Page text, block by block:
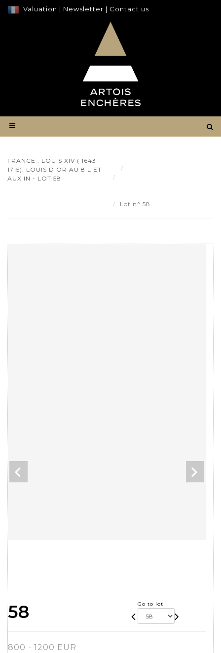
Valuation | Newsletter | Contact us
FRANCE : LOUIS XIV ( 1643-
1715). LOUIS D'OR AU 8 L ET
AUX IN - LOT 58
Lot n° 58
58 Go to lot
800 - 1200 EUR